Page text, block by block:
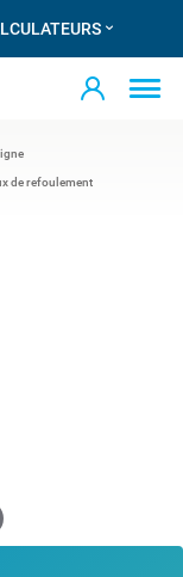
de refoulement